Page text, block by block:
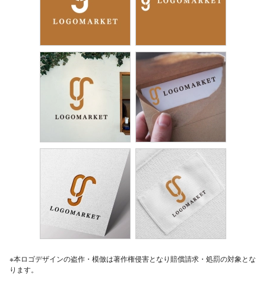
※本ロゴデザインの盗作・模倣は著作権侵害となり賠償請求・処罰の対象とな
ります。